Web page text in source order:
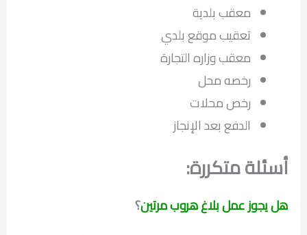
معقب بلدية
تعقيب موقع بلدي
معقب وزاره التجارة
رخصه محل
رخص محلات
الدفع بعد الإنجاز
أسئلة متكررة:
هل يجوز عمل بلاغ هروب مرتين؟